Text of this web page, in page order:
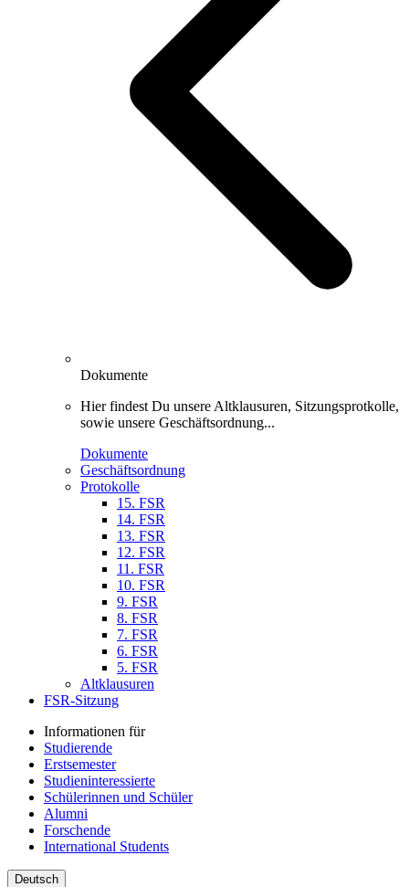
Dokumente
Hier findest Du unsere Altklausuren, Sitzungsprotkolle,
sowie unsere Geschäftsordnung...
Dokumente
Geschäftsordnung
Protokolle
15. FSR
14. FSR
13. FSR
12. FSR
11. FSR
10. FSR
9. FSR
8. FSR
7. FSR
6. FSR
5. FSR
Altklausuren
FSR-Sitzung
Informationen für
Studierende
Erstsemester
Studieninteressierte
Schülerinnen und Schüler
Alumni
Forschende
International Students
Deutsch